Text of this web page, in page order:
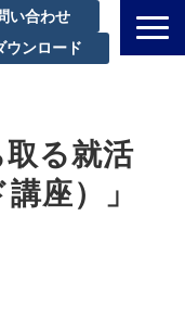
い合わせ
ウンロード
プ取る就活
座）」